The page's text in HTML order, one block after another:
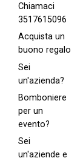
Chiamaci
3517615096
Acquista un
buono regalo
Sei
un'azienda?
Bomboniere
per un
evento?
Sei
un'aziende e